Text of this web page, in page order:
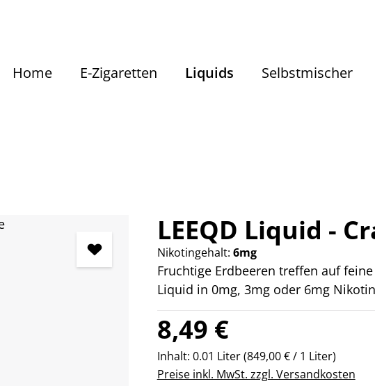
Home E-Zigaretten Liquids Selbstmischer
LEEQD Liquid -
Nikotingehalt: 6mg
Fruchtige Erdbeeren treffen auf feine
Liquid in 0mg, 3mg oder 6mg
Regulärer Preis:
8,49 €
Inhalt: 0.01 Liter(849,00 € / 1 Liter)
Preise inkl. MwSt. zzgl. Versandkosten